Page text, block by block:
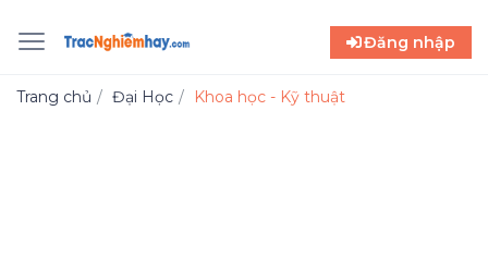
Đăng nhập
Trang chủ Đại Học Khoa học - Kỹ thuật